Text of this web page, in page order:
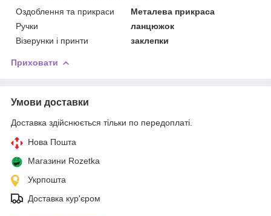
Оздоблення та прикраси
Металева прикраса
Ручки
ланцюжок
Візерунки і принти
заклепки
Приховати
Умови доставки
Доставка здійснюється тільки по передоплаті.
Нова Пошта
Магазини Rozetka
Укрпошта
Доставка кур'єром